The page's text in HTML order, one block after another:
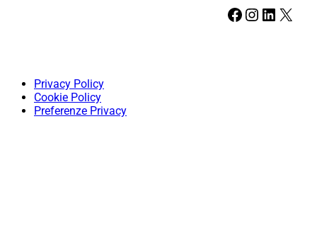
Facebook Instagram LinkedIn X
Privacy Policy
Cookie Policy
Preferenze Privacy